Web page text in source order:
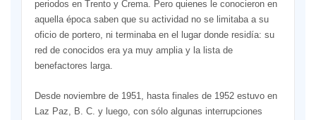
periodos en Trento y Crema. Pero quienes le conocieron en
aquella época saben que su actividad no se limitaba a su
oficio de portero, ni terminaba en el lugar donde residía: su
red de conocidos era ya muy amplia y la lista de
benefactores larga.
Desde noviembre de 1951, hasta finales de 1952 estuvo en
Laz Paz, B. C. y luego, con sólo algunas interrupciones